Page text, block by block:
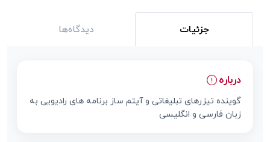
جزئیات دیدگاه‌ها
درباره
گوینده تیزرهای تبلیغاتی و آیتم ساز برنامه های رادیویی به
زبان فارسی و انگلیسی